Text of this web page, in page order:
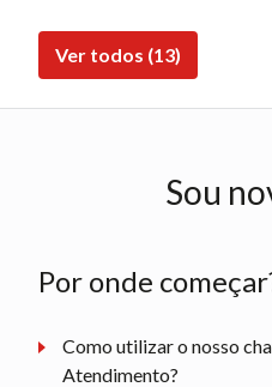
Ver todos (13)
Sou
Por onde
Como utilizar o nosso
Atendimento?